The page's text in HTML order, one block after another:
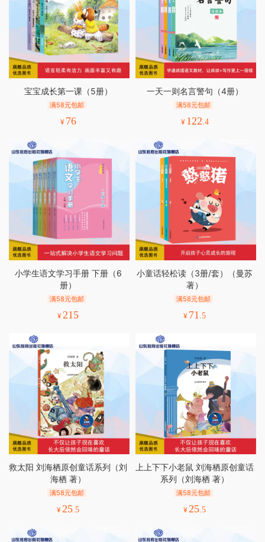
宝宝成长第一课（5册）
满58元包邮
¥ 76
一天一则名言警句（4册）
满58元包邮
¥ 122.4
小学生语文学习手册 下册（6
册）
满58元包邮
¥215
小童话轻松读（3册/套）（曼苏
著）
满58元包邮
¥ 71.5
救太阳 刘海栖原创童话系列（刘
海栖 著）
满58元包邮
¥25.5
上上下下小老鼠 刘海栖原创童话
系列（刘海栖 著）
满58元包邮
¥25.5